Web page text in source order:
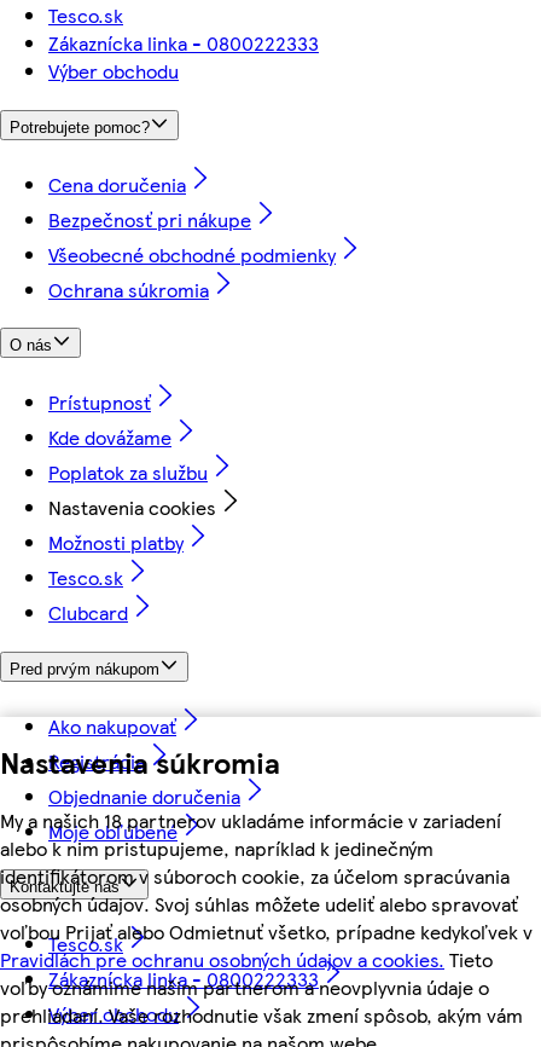
Nastavenia súkromia
My a našich 18 partnerov ukladáme informácie v zariadení
alebo k nim pristupujeme, napríklad k jedinečným
identifikátorom v súboroch cookie, za účelom spracúvania
osobných údajov. Svoj súhlas môžete udeliť alebo spravovať
voľbou Prijať alebo Odmietnuť všetko, prípadne kedykoľvek v
Pravidlách pre ochranu osobných údajov a cookies. Tieto
voľby oznámime našim partnerom a neovplyvnia údaje o
prehliadaní. Vaše rozhodnutie však zmení spôsob, akým vám
Tesco.sk
Zákaznícka linka - 0800222333
Výber obchodu
Potrebujete pomoc?
Cena doručenia
Bezpečnosť pri nákupe
Všeobecné obchodné podmienky
Ochrana súkromia
O nás
Prístupnosť
Kde dovážame
Poplatok za službu
Nastavenia cookies
Možnosti platby
Tesco.sk
Clubcard
Pred prvým nákupom
Ako nakupovať
Registrácia
Objednanie doručenia
Moje obľúbené
Kontaktujte nás
Tesco.sk
Zákaznícka linka - 0800222333
Výber obchodu